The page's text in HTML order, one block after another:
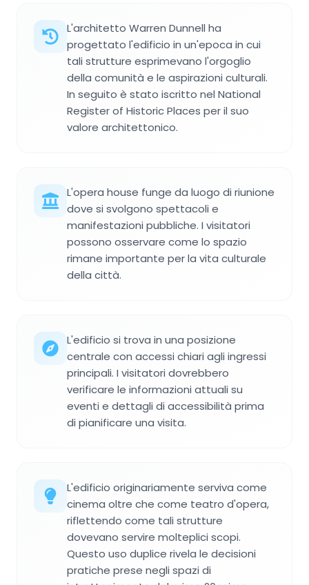
L'architetto Warren Dunnell ha
progettato l'edificio in un'epoca in cui
tali strutture esprimevano l'orgoglio
della comunità e le aspirazioni culturali.
In seguito è stato iscritto nel National
Register of Historic Places per il suo
valore architettonico.
L'opera house funge da luogo di riunione
dove si svolgono spettacoli e
manifestazioni pubbliche. I visitatori
possono osservare come lo spazio
rimane importante per la vita culturale
della città.
L'edificio si trova in una posizione
centrale con accessi chiari agli ingressi
principali. I visitatori dovrebbero
verificare le informazioni attuali su
eventi e dettagli di accessibilità prima
di pianificare una visita.
L'edificio originariamente serviva come
cinema oltre che come teatro d'opera,
riflettendo come tali strutture
dovevano servire molteplici scopi.
Questo uso duplice rivela le decisioni
pratiche prese negli spazi di